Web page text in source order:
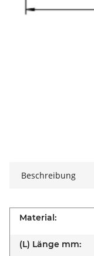
Beschreibung
Material:
(L) Länge mm: